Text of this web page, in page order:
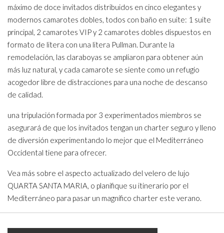
máximo de doce invitados distribuidos en cinco elegantes y
modernos camarotes dobles, todos con baño en suite: 1 suite
principal, 2 camarotes VIP y 2 camarotes dobles dispuestos en
formato de litera con una litera Pullman. Durante la
remodelación, las claraboyas se ampliaron para obtener aún
más luz natural, y cada camarote se siente como un refugio
acogedor libre de distracciones para una noche de descanso
de calidad.
una tripulación formada por 3 experimentados miembros se
asegurará de que los invitados tengan un charter seguro y lleno
de diversión experimentando lo mejor que el Mediterráneo
Occidental tiene para ofrecer.
Vea más sobre el aspecto actualizado del velero de lujo
QUARTA SANTA MARIA, o planifique su itinerario por el
Mediterráneo para pasar un magnífico charter este verano.